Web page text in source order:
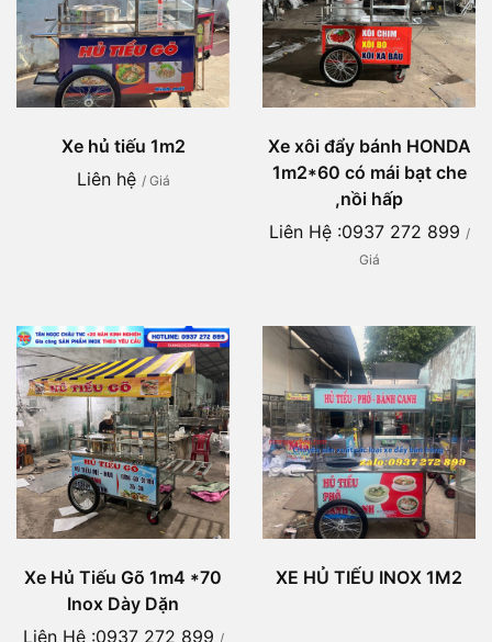
Xe hủ tiếu 1m2
Liên hệ / Giá
Xe xôi đẩy bánh HONDA
1m2*60 có mái bạt che
,nồi hấp
Liên Hệ :0937 272 899 /
Giá
Xe Hủ Tiếu Gõ 1m4 *70
Inox Dày Dặn
Liên Hệ :0937 272 899 /
XE HỦ TIẾU INOX 1M2